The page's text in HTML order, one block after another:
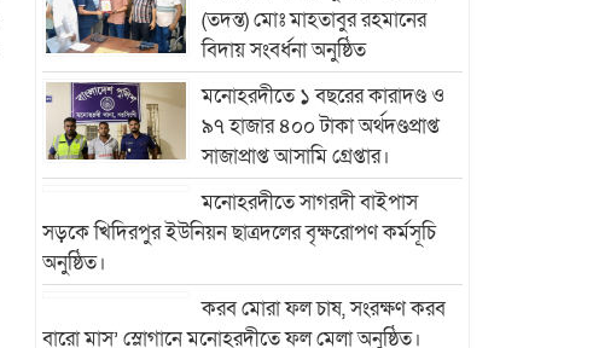
(তদন্ত) মোঃ মাহতাবুর রহমানের
বিদায় সংবর্ধনা অনুষ্ঠিত
মনোহরদীতে ১ বছরের কারাদণ্ড ও
৯৭ হাজার ৪০০ টাকা অর্থদণ্ডপ্রাপ্ত
সাজাপ্রাপ্ত আসামি গ্রেপ্তার।
মনোহরদীতে সাগরদী বাইপাস
সড়কে খিদিরপুর ইউনিয়ন ছাত্রদলের বৃক্ষরোপণ কর্মসূচি
অনুষ্ঠিত।
করব মোরা ফল চাষ, সংরক্ষণ করব
বারো মাস’ স্লোগানে মনোহরদীতে ফল মেলা অনুষ্ঠিত।